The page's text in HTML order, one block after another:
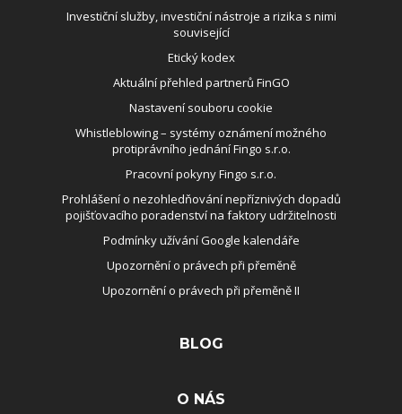
Investiční služby, investiční nástroje a rizika s nimi
související
Etický kodex
Aktuální přehled partnerů FinGO
Nastavení souboru cookie
Whistleblowing – systémy oznámení možného
protiprávního jednání Fingo s.r.o.
Pracovní pokyny Fingo s.r.o.
Prohlášení o nezohledňování nepříznivých dopadů
pojišťovacího poradenství na faktory udržitelnosti
Podmínky užívání Google kalendáře
Upozornění o právech při přeměně
Upozornění o právech při přeměně II
BLOG
O NÁS